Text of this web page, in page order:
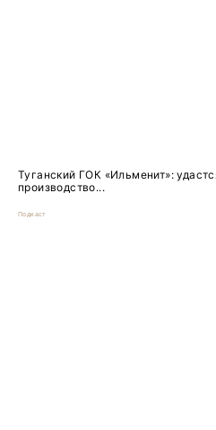
Туганский ГОК «Ильменит»:
производство...
Подкаст